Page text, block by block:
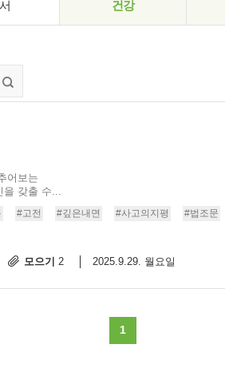
건강
어보는
을 갖출 수...
#고전 #깊은내면 #사고의지평
#법조문
모으기 2 2025.9.29. 월요일
1